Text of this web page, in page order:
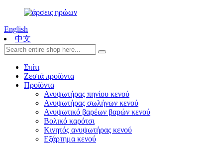
English
中文
Σπίτι
Ζεστά προϊόντα
Προϊόντα
Ανυψωτήρας πηνίου κενού
Ανυψωτήρας σωλήνων κενού
Ανυψωτικό βαρέων βαρών κενού
Βολικό καρότσι
Κινητός ανυψωτήρας κενού
Εξάρτημα κενού